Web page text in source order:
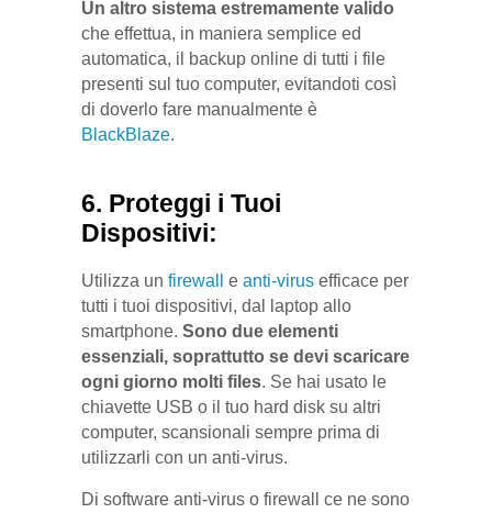
Un altro sistema estremamente valido
che effettua, in maniera semplice ed
automatica, il backup online di tutti i file
presenti sul tuo computer, evitandoti così
di doverlo fare manualmente è
BlackBlaze.
6. Proteggi i Tuoi
Dispositivi:
Utilizza un firewall e anti-virus efficace per
tutti i tuoi dispositivi, dal laptop allo
smartphone. Sono due elementi
essenziali, soprattutto se devi scaricare
ogni giorno molti files. Se hai usato le
chiavette USB o il tuo hard disk su altri
computer, scansionali sempre prima di
utilizzarli con un anti-virus.
Di software anti-virus o firewall ce ne sono